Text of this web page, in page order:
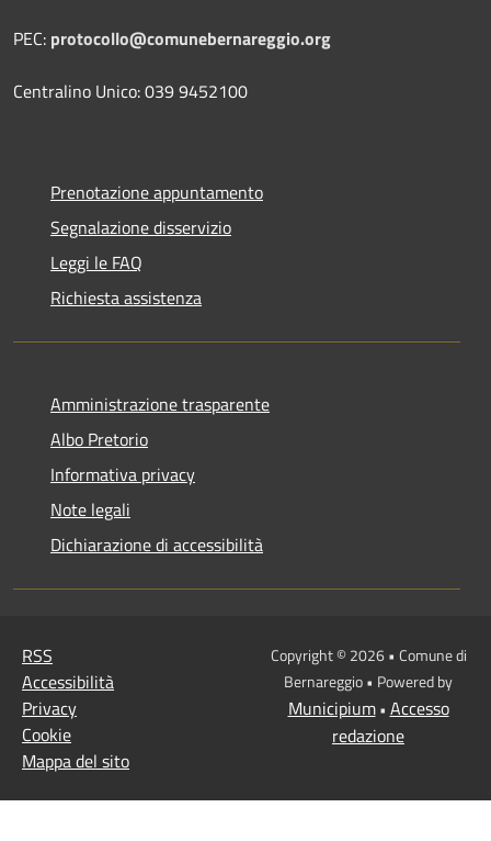
PEC: protocollo@comunebernareggio.org
Centralino Unico: 039 9452100
Prenotazione appuntamento
Segnalazione disservizio
Leggi le FAQ
Richiesta assistenza
Amministrazione trasparente
Albo Pretorio
Informativa privacy
Note legali
Dichiarazione di accessibilità
RSS
Accessibilità
Privacy
Cookie
Mappa del sito
Copyright © 2026 • Comune di
Bernareggio • Powered by
Municipium• Accesso
redazione